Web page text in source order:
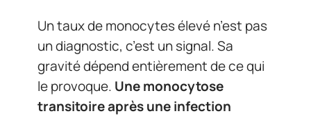
Un taux de monocytes élevé n’est pas
un diagnostic, c’est un signal. Sa
gravité dépend entièrement de ce qui
le provoque. Une monocytose
transitoire après une infection